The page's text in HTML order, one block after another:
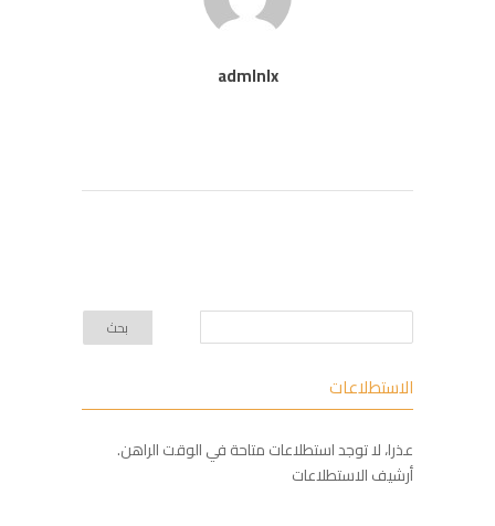
admlnlx
الاستطلاعات
عذرا، لا توجد استطلاعات متاحة في الوقت الراهن.
أرشيف الاستطلاعات